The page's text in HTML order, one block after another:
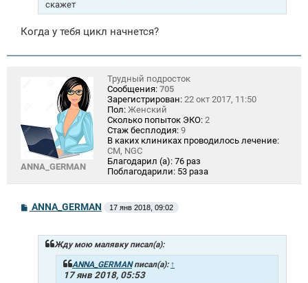
скажет
Когда у тебя цикл начнется?
ANNA_GERMAN
Трудный подросток
Сообщения: 705
Зарегистрирован: 22 окт 2017, 11:50
Пол: Женский
Сколько попыток ЭКО: 2
Стаж бесплодия: 9
В каких клиниках проводилось лечение:
СМ, NGC
Благодарил (а): 76 раз
Поблагодарили: 53 раза
С
о
ANNA_GERMAN 17 янв 2018, 09:02
Жду мою малявку писал(а):
ANNA_GERMANписал(а): ↑
17 янв 2018, 05:53